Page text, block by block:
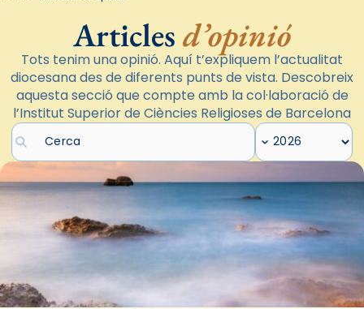
Articlesd’opinió
Tots tenim una opinió. Aquí t’expliquem l’actualitat
diocesana des de diferents punts de vista. Descobreix
aquesta secció que compte amb la col·laboració de
l’Institut Superior de Ciències Religioses de Barcelona
Cercar articles
Filtrar per any